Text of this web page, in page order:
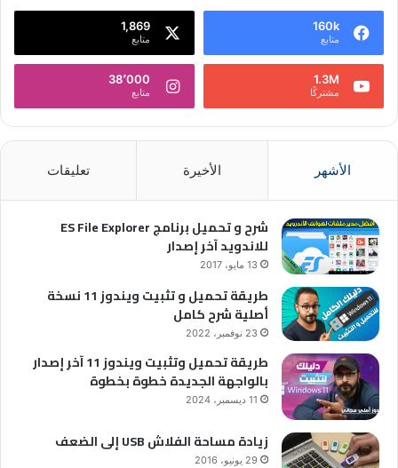
160k
متابع
1,869
متابع
1.3M
مشتركًا
38٬000
متابع
الأشهر الأخيرة تعليقات
شرح و تحميل برنامج ES File Explorer
للاندويد آخر إصدار
13 مايو، 2017
طريقة تحميل و تثبيت ويندوز 11 نسخة
أصلية شرح كامل
23 نوفمبر، 2022
طريقة تحميل وتثبيت ويندوز 11 آخر إصدار
بالواجهة الجديدة خطوة بخطوة
11 ديسمبر، 2024
زيادة مساحة الفلاش USB إلى الضعف
29 يونيو، 2016